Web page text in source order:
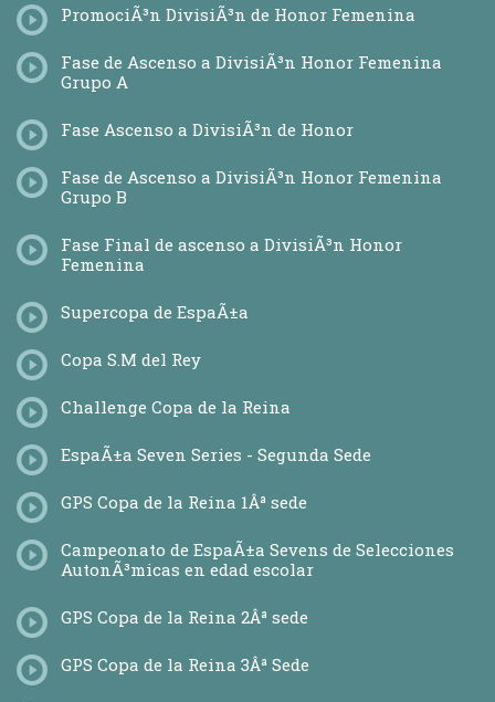
PromociÃ³n DivisiÃ³n de Honor Femenina
Fase de Ascenso a DivisiÃ³n Honor Femenina
Grupo A
Fase Ascenso a DivisiÃ³n de Honor
Fase de Ascenso a DivisiÃ³n Honor Femenina
Grupo B
Fase Final de ascenso a DivisiÃ³n Honor
Femenina
Supercopa de EspaÃ±a
Copa S.M del Rey
Challenge Copa de la Reina
EspaÃ±a Seven Series - Segunda Sede
GPS Copa de la Reina 1Âª sede
Campeonato de EspaÃ±a Sevens de Selecciones
AutonÃ³micas en edad escolar
GPS Copa de la Reina 2Âª sede
GPS Copa de la Reina 3Âª Sede